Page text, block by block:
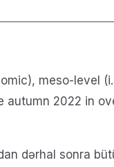
meso-level
autumn 2022 in
dərhal sonra